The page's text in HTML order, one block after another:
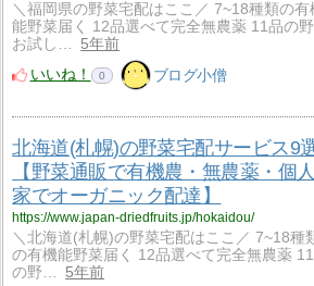
＼福岡県の野菜宅配はここ／ 7~18種類の有
能野菜届く 12品選べて完全無農薬 11品の
お試し…
5年前
いいね！
0 ブログ小僧
北海道(札幌)の野菜宅配サービス9
【野菜通販で有機農・無農薬・個
家でオーガニック配達】
https://www.japan-driedfruits.jp/hokaidou/
＼北海道(札幌)の野菜宅配はここ／ 7~18種
の有機能野菜届く 12品選べて完全無農薬
の野…
5年前